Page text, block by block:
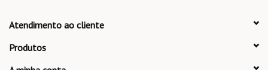
Atendimento ao cliente
Produtos